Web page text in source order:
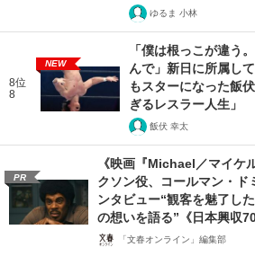
ゆるま 小林
8位
8
NEW
「僕は根っこが違う
んで」新日に所属し
もスターになった飯
ぎるレスラー人生」
飯伏 幸太
PR
《映画『Michael／マイケ
クソン役、コールマン・ド
ンタビュー“観客を魅了し
の想いを語る”《日本興収
「文春オンライン」編集部